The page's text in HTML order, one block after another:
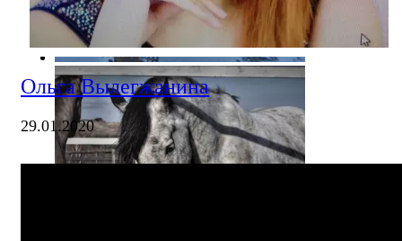
Ольга Вылегжанина
29.01.2020